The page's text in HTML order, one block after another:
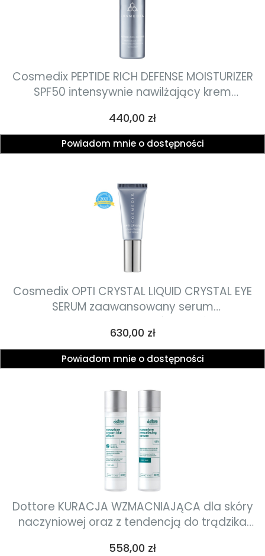
Cosmedix PEPTIDE RICH DEFENSE MOISTURIZER
SPF50 intensywnie nawilżający krem
przeciwsłoneczną SPF50 50ml
Cena
440,00 zł
Powiadom mnie o dostępności
Cosmedix OPTI CRYSTAL LIQUID CRYSTAL EYE
SERUM zaawansowany serum
przeciwstarzeniowe na skórę wokół oczu z
ciekłymi kryształami, zwalczające oznaki
starzenia się 7ml
Cena
630,00 zł
Powiadom mnie o dostępności
Dottore KURACJA WZMACNIAJĄCA dla skóry
naczyniowej oraz z tendencją do trądzika
różowatego
Cena
558,00 zł